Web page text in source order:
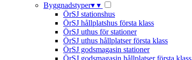
Byggnadstyper▾ ▾
ÖrSJ stationshus
ÖrSJ hållplatshus första klass
ÖrSJ uthus för stationer
ÖrSJ uthus hållplatser första klass
ÖrSJ godsmagasin stationer
ÖrSJ godsmagasin hållplatser första klass